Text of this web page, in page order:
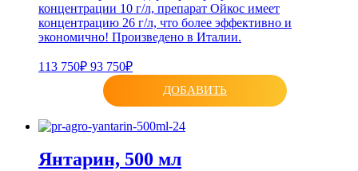
концентрации 10 г/л, препарат Ойкос имеет
концентрацию 26 г/л, что более эффективно и
экономично! Произведено в Италии.
113 750₽ 93 750₽
ДОБАВИТЬ
Янтарин, 500 мл